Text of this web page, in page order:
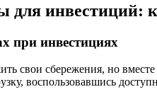
для
при инвестициях
свои сбережения, но
воспользовавшись